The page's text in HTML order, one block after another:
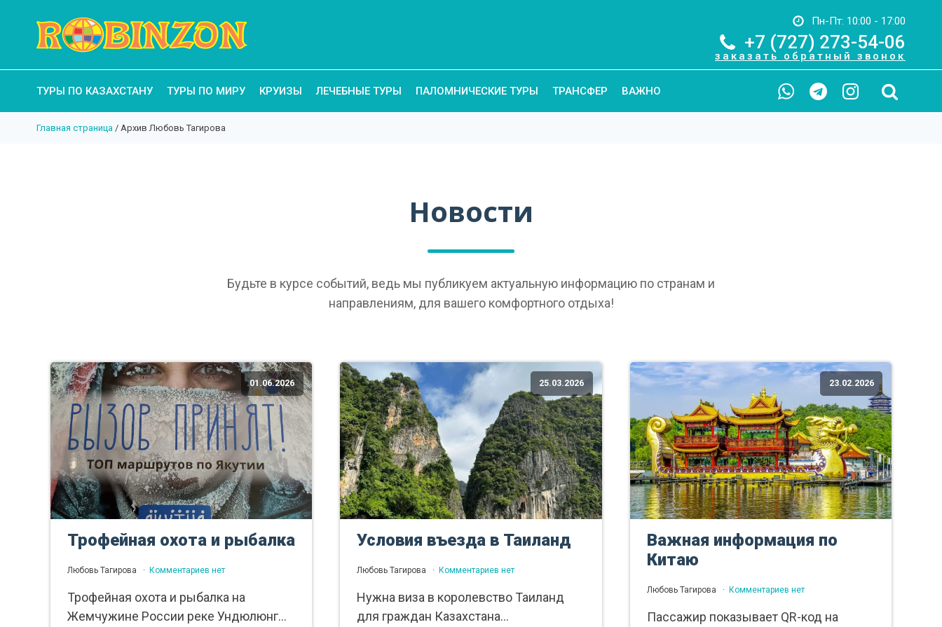
Пн-Пт: 10:00 - 17:00
+7 (727) 273-54-06
заказать обратный звонок
ТУРЫ ПО КАЗАХСТАНУ ТУРЫ ПО МИРУ КРУИЗЫ ЛЕЧЕБНЫЕ ТУРЫ ПАЛОМНИЧЕСКИЕ ТУРЫ ТРАНСФЕР ВАЖНО
Главная страница / Архив Любовь Тагирова
Новости
Будьте в курсе событий, ведь мы публикуем актуальную информацию по странам и
направлениям, для вашего комфортного отдыха!
01.06.2026
Трофейная охота и рыбалка
Любовь Тагирова Комментариев нет
Трофейная охота и рыбалка на
Жемчужине России реке Ундюлюнг...
25.03.2026
Условия въезда в Таиланд
Любовь Тагирова Комментариев нет
Нужна виза в королевство Таиланд
для граждан Казахстана...
23.02.2026
Важная информация по
Китаю
Любовь Тагирова Комментариев нет
Пассажир показывает QR-код на